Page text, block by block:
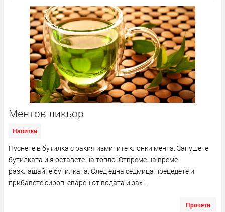
Ментов ликьор
Напитки
Пуснете в бутилка с ракия измитите клонки мента. Запушете
бутилката и я оставете на топло. Отвреме на време
разклащайте бутилката. След една седмица прецедете и
прибавете сироп, сварен от водата и зах...
Прочети